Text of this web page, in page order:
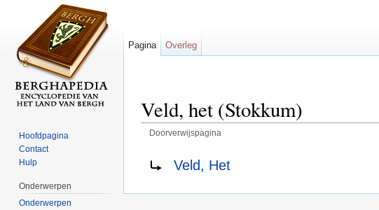
Veld, het (Stokkum)
Doorverwijspagina
Doorverwijzing naar:
Veld, Het
Pagina Overleg
Hoofdpagina
Contact
Hulp
Onderwerpen
Onderwerpen